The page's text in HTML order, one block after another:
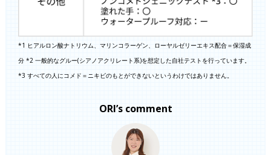
*1 ヒアルロン酸ナトリウム、マリンコラーゲン、ローヤルゼリーエキス配合＝保湿成
分 *2 一般的なグルー(シアノアクリレート系)を想定した自社テストを行っています。
*3 すべての人にコメド＝ニキビのもとができないというわけではありません。
ORI’s comment